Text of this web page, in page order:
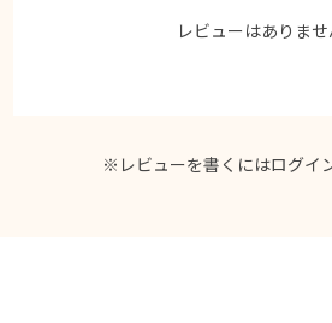
レビューはありませ
※レビューを書くにはログイ